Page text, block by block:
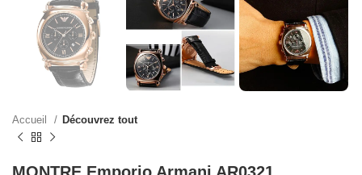
Accueil Découvrez tout